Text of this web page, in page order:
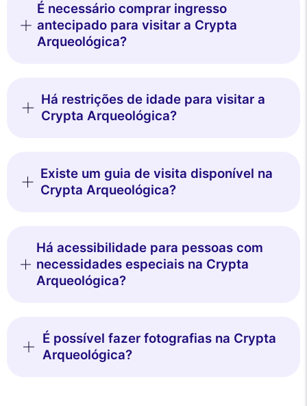
É necessário comprar ingresso
antecipado para visitar a Crypta
Arqueológica?
Há restrições de idade para visitar a
Crypta Arqueológica?
Existe um guia de visita disponível na
Crypta Arqueológica?
Há acessibilidade para pessoas com
necessidades especiais na Crypta
Arqueológica?
É possível fazer fotografias na Crypta
Arqueológica?